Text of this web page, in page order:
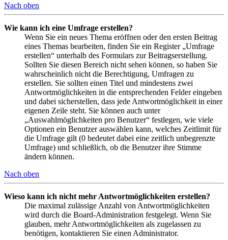
Nach oben
Wie kann ich eine Umfrage erstellen?
Wenn Sie ein neues Thema eröffnen oder den ersten Beitrag
eines Themas bearbeiten, finden Sie ein Register „Umfrage
erstellen“ unterhalb des Formulars zur Beitragserstellung.
Sollten Sie diesen Bereich nicht sehen können, so haben Sie
wahrscheinlich nicht die Berechtigung, Umfragen zu
erstellen. Sie sollten einen Titel und mindestens zwei
Antwortmöglichkeiten in die entsprechenden Felder eingeben
und dabei sicherstellen, dass jede Antwortmöglichkeit in einer
eigenen Zeile steht. Sie können auch unter
„Auswahlmöglichkeiten pro Benutzer“ festlegen, wie viele
Optionen ein Benutzer auswählen kann, welches Zeitlimit für
die Umfrage gilt (0 bedeutet dabei eine zeitlich unbegrenzte
Umfrage) und schließlich, ob die Benutzer ihre Stimme
ändern können.
Nach oben
Wieso kann ich nicht mehr Antwortmöglichkeiten erstellen?
Die maximal zulässige Anzahl von Antwortmöglichkeiten
wird durch die Board-Administration festgelegt. Wenn Sie
glauben, mehr Antwortmöglichkeiten als zugelassen zu
benötigen, kontaktieren Sie einen Administrator.